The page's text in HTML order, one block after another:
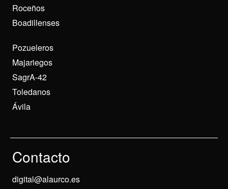
Roceños
Boadillenses
Pozueleros
Majariegos
SagrA-42
Toledanos
Ávila
Contacto
digital@alaurco.es